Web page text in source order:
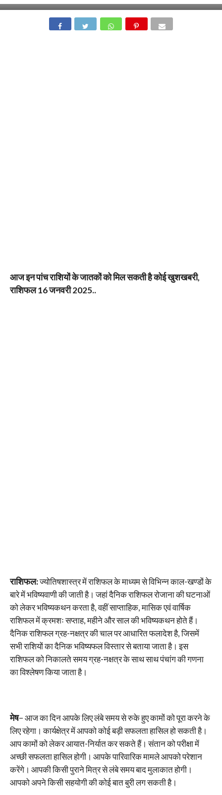
आज इन पांच राशियों के जातकों को मिल सकती है कोई खुशखबरी,
राशिफल 16 जनवरी 2025..
राशिफल:ज्योतिषशास्त्र में राशिफल के माध्यम से विभिन्न काल-खण्डों के
बारे में भविष्यवाणी की जाती है। जहां दैनिक राशिफल रोजाना की घटनाओं
को लेकर भविष्यकथन करता है, वहीं साप्ताहिक, मासिक एवं वार्षिक
राशिफल में क्रमशः सप्ताह, महीने और साल की भविष्यकथन होते हैं।
दैनिक राशिफल ग्रह-नक्षत्र की चाल पर आधारित फलादेश है, जिसमें
सभी राशियों का दैनिक भविष्यफल विस्तार से बताया जाता है। इस
राशिफल को निकालते समय ग्रह-नक्षत्र के साथ साथ पंचांग की गणना
का विश्लेषण किया जाता है।
मेष– आज का दिन आपके लिए लंबे समय से रुके हुए कामों को पूरा करने के
लिए रहेगा। कार्यक्षेत्र में आपको कोई बड़ी सफलता हासिल हो सकती है।
आप कामों को लेकर आयात-निर्यात कर सकते हैं। संतान को परीक्षा में
अच्छी सफलता हासिल होगी। आपके पारिवारिक मामले आपको परेशान
करेंगे। आपकी किसी पुराने मित्र से लंबे समय बाद मुलाकात होगी।
आपको अपने किसी सहयोगी की कोई बात बुरी लग सकती है।